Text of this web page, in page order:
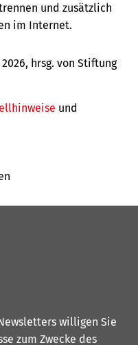
und zusätzlich
im Internet.
hrsg. von Stiftung
und
willigen Sie
zum Zwecke des